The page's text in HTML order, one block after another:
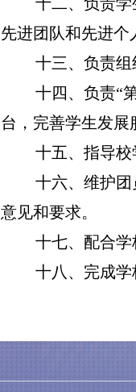
先进团队和先进个
十三、负责组
十四、负责“
台，完善学生发展
十五、指导
十六、维护
意见和要求。
十七、配合
十八、完成